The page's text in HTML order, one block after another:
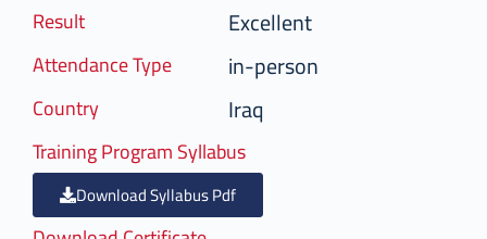
Result Excellent
Attendance Type in-person
Country Iraq
Training Program Syllabus
Download Syllabus Pdf